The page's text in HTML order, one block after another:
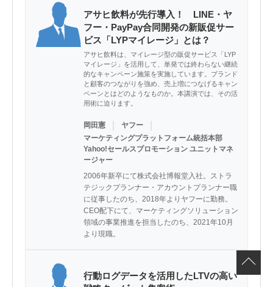
アサヒ飲料が先行導入！ LINE・ヤ
フー・PayPay合同開発の新販促サー
ビス「LYPマイレージ」とは？
アサヒ飲料は、マイレージ型の販促サービス「LYP
マイレージ」を活用して、単発では終わらない継続
的なキャンペーン施策を実施しています。ブランド
と顧客のつながりを強め、売上増につなげるキャン
ペーンとはどのようなものか。本講演では、その活
用術に迫ります。
岡田憲 ヤフー
マーケティングプラットフォーム統括本部
Yahoo!セールスプロモーション ユニットマネ
ージャー
2006年新卒にて株式会社博報堂入社。ストラ
テジックプランナー・アカウントプランナー職
に従事したのち、2018年よりヤフーに勤務。
CEO配下にて、マーケティングソリューション
領域の事業推進を担当したのち、2021年10月
より現職。
行動ログデータを活用したLTVの高い